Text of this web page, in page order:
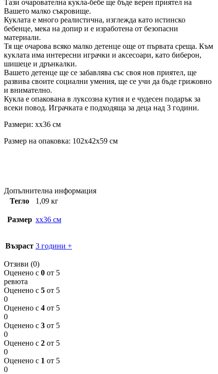
Тази очарователна кукла-бебе ще бъде верен приятел на
Вашето малко съкровище.
Куклата е много реалистична, изглежда като истинско
бебенце, мека на допир и е изработена от безопасни
материали.
Тя ще очарова всяко малко детенце още от първата среща. Към
куклата има интересни играчки и аксесоари, като биберон,
шишеце и дрънкалки.
Вашето детенце ще се забавлява със своя нов приятел, ще
развива своите социални умения, ще се учи да бъде грижовно
и внимателно.
Кукла е опакована в луксозна кутия и е чудесен подарък за
всеки повод. Играчката е подходяща за деца над 3 години.
Размери: xx36 см
Размер на опаковка: 102x42x59 см
Допълнителна информация
Тегло
1,09 кг
Размер xx36 см
Възраст 3 години +
Отзиви (0)
Оценено с 0 от 5
ревюта
Оценено с 5 от 5
0
Оценено с 4 от 5
0
Оценено с 3 от 5
0
Оценено с 2 от 5
0
Оценено с 1 от 5
0